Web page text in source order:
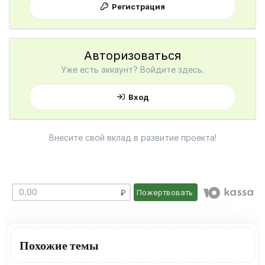
Регистрация
Авторизоваться
Уже есть аккаунт? Войдите здесь.
Вход
Внесите свой вклад в развитие проекта!
Пожертвовать
Похожие темы